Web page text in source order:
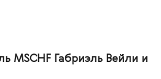
MSCHF Габриэль Вейли и